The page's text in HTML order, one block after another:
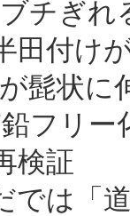
チぎれ
田付け
髭状に
鉛フリ
検証
では「